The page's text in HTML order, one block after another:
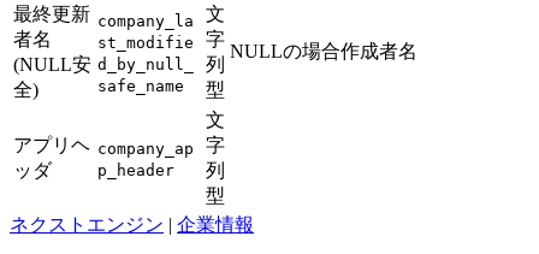
最終更新
者名
(NULL安
全)
company_la
st_modifie
d_by_null_
safe_name
文
字
列
型
NULLの場合作成者名
アプリヘ
ッダ
company_ap
p_header
文
字
列
型
ネクストエンジン | 企業情報